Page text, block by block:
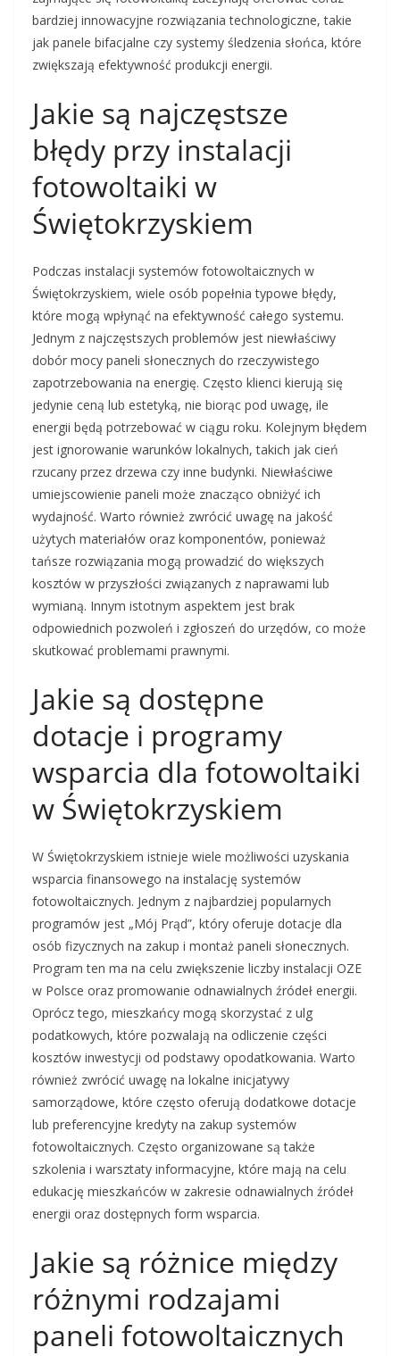
bardziej innowacyjne rozwiązania technologiczne, takie
jak panele bifacjalne czy systemy śledzenia słońca, które
zwiększają efektywność produkcji energii.
Jakie są najczęstsze
błędy przy instalacji
fotowoltaiki w
Świętokrzyskiem
Podczas instalacji systemów fotowoltaicznych w
Świętokrzyskiem, wiele osób popełnia typowe błędy,
które mogą wpłynąć na efektywność całego systemu.
Jednym z najczęstszych problemów jest niewłaściwy
dobór mocy paneli słonecznych do rzeczywistego
zapotrzebowania na energię. Często klienci kierują się
jedynie ceną lub estetyką, nie biorąc pod uwagę, ile
energii będą potrzebować w ciągu roku. Kolejnym błędem
jest ignorowanie warunków lokalnych, takich jak cień
rzucany przez drzewa czy inne budynki. Niewłaściwe
umiejscowienie paneli może znacząco obniżyć ich
wydajność. Warto również zwrócić uwagę na jakość
użytych materiałów oraz komponentów, ponieważ
tańsze rozwiązania mogą prowadzić do większych
kosztów w przyszłości związanych z naprawami lub
wymianą. Innym istotnym aspektem jest brak
odpowiednich pozwoleń i zgłoszeń do urzędów, co może
skutkować problemami prawnymi.
Jakie są dostępne
dotacje i programy
wsparcia dla fotowoltaiki
w Świętokrzyskiem
W Świętokrzyskiem istnieje wiele możliwości uzyskania
wsparcia finansowego na instalację systemów
fotowoltaicznych. Jednym z najbardziej popularnych
programów jest „Mój Prąd”, który oferuje dotacje dla
osób fizycznych na zakup i montaż paneli słonecznych.
Program ten ma na celu zwiększenie liczby instalacji OZE
w Polsce oraz promowanie odnawialnych źródeł energii.
Oprócz tego, mieszkańcy mogą skorzystać z ulg
podatkowych, które pozwalają na odliczenie części
kosztów inwestycji od podstawy opodatkowania. Warto
również zwrócić uwagę na lokalne inicjatywy
samorządowe, które często oferują dodatkowe dotacje
lub preferencyjne kredyty na zakup systemów
fotowoltaicznych. Często organizowane są także
szkolenia i warsztaty informacyjne, które mają na celu
edukację mieszkańców w zakresie odnawialnych źródeł
energii oraz dostępnych form wsparcia.
Jakie są różnice między
różnymi rodzajami
paneli fotowoltaicznych